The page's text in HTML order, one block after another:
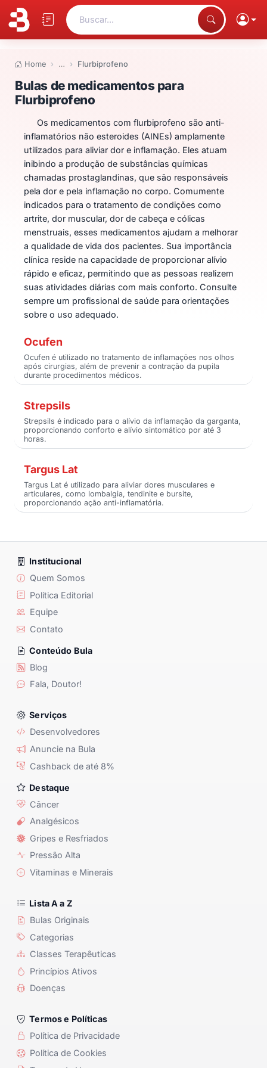
Buscar...
Home … Flurbiprofeno
Bulas de medicamentos para
Bulas de medicamentos para
Flurbiprofeno
Os medicamentos com flurbiprofeno são anti-
inflamatórios não esteroides (AINEs) amplamente
utilizados para aliviar dor e inflamação. Eles atuam
inibindo a produção de substâncias químicas
chamadas prostaglandinas, que são responsáveis
pela dor e pela inflamação no corpo. Comumente
indicados para o tratamento de condições como
artrite, dor muscular, dor de cabeça e cólicas
menstruais, esses medicamentos ajudam a melhorar
a qualidade de vida dos pacientes. Sua importância
clínica reside na capacidade de proporcionar alívio
rápido e eficaz, permitindo que as pessoas realizem
suas atividades diárias com mais conforto. Consulte
sempre um profissional de saúde para orientações
sobre o uso adequado.
Ocufen
Ocufen é utilizado no tratamento de inflamações nos olhos
após cirurgias, além de prevenir a contração da pupila
durante procedimentos médicos.
Strepsils
Strepsils é indicado para o alívio da inflamação da garganta,
proporcionando conforto e alívio sintomático por até 3
horas.
Targus Lat
Targus Lat é utilizado para aliviar dores musculares e
articulares, como lombalgia, tendinite e bursite,
proporcionando ação anti-inflamatória.
Institucional
Quem Somos
Política Editorial
Equipe
Contato
Conteúdo Bula
Blog
Fala, Doutor!
Serviços
Desenvolvedores
Anuncie na Bula
Cashback de até 8%
Destaque
Câncer
Analgésicos
Gripes e Resfriados
Pressão Alta
Vitaminas e Minerais
Lista A a Z
Bulas Originais
Categorias
Classes Terapêuticas
Princípios Ativos
Doenças
Termos e Políticas
Política de Privacidade
Política de Cookies